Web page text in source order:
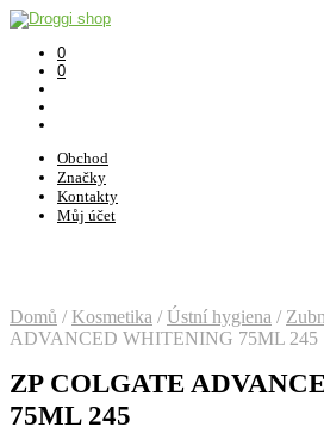
0
0
Obchod
Značky
Kontakty
Můj účet
Domů / Kosmetika / Ústní hygiena /
ADVANCED WHITENING 75ML 245
ZP COLGATE
75ML 245